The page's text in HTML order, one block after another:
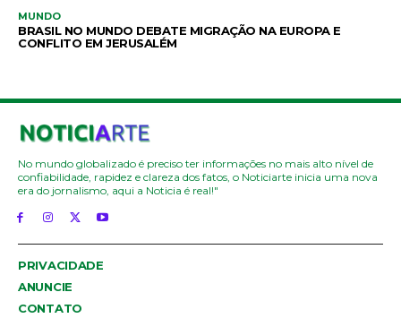
MUNDO
BRASIL NO MUNDO DEBATE MIGRAÇÃO NA EUROPA E
CONFLITO EM JERUSALÉM
No mundo globalizado é preciso ter informações no mais alto nível de
confiabilidade, rapidez e clareza dos fatos, o Noticiarte inicia uma nova
era do jornalismo, aqui a Noticia é real!"
PRIVACIDADE
ANUNCIE
CONTATO